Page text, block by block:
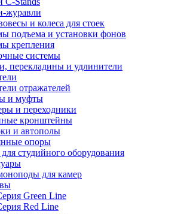
журавли
и колеса для стоек
подъема и установки фонов
крепления
системы
перекладины и удлинители
отражателей
и муфты
и переходники
кронштейны
и автополы
опоры
студийного оборудования
для камер
Green Line
Red Line